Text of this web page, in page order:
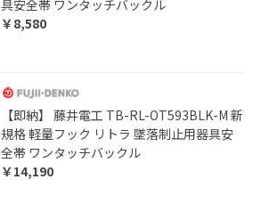
具安全帯 ワンタッチバックル
￥8,580
【即納】 藤井電工 TB-RL-OT593BLK-M 新
規格 軽量フック リトラ 墜落制止用器具安
全帯 ワンタッチバックル
￥14,190